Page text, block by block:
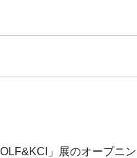
」展のオープニ